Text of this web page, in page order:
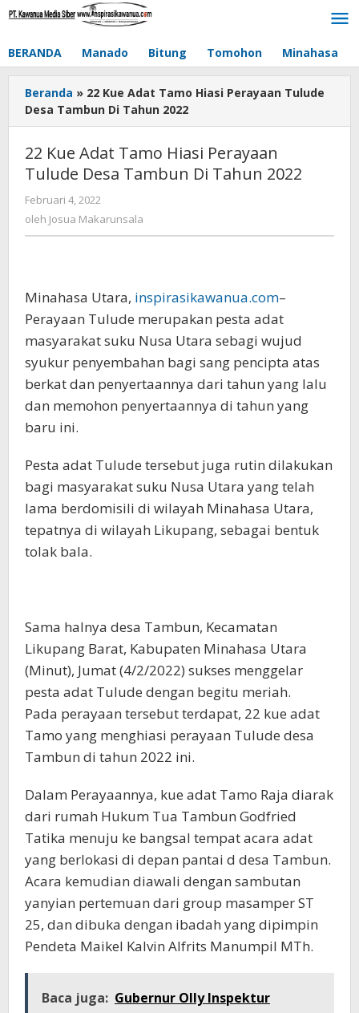
Lewati
BERANDA Manado Bitung Tomohon Minahasa
Beranda » 22 Kue Adat Tamo Hiasi Perayaan Tulude
Desa Tambun Di Tahun 2022
22 Kue Adat Tamo Hiasi Perayaan
Tulude Desa Tambun Di Tahun 2022
Februari 4, 2022
Josua
oleh Josua Makarunsala
Minahasa Utara, inspirasikawanua.com–
Perayaan Tulude merupakan pesta adat
masyarakat suku Nusa Utara sebagi wujud
syukur penyembahan bagi sang pencipta atas
berkat dan penyertaannya dari tahun yang lalu
dan memohon penyertaannya di tahun yang
baru ini.
Pesta adat Tulude tersebut juga rutin dilakukan
bagi masyarakat suku Nusa Utara yang telah
lama berdomisili di wilayah Minahasa Utara,
tepatnya di wilayah Likupang, sebagai bentuk
tolak bala.
Sama halnya desa Tambun, Kecamatan
Likupang Barat, Kabupaten Minahasa Utara
(Minut), Jumat (4/2/2022) sukses menggelar
pesta adat Tulude dengan begitu meriah.
Pada perayaan tersebut terdapat, 22 kue adat
Tamo yang menghiasi perayaan Tulude desa
Tambun di tahun 2022 ini.
Dalam Perayaannya, kue adat Tamo Raja diarak
dari rumah Hukum Tua Tambun Godfried
Tatika menuju ke bangsal tempat acara adat
yang berlokasi di depan pantai d desa Tambun.
Acara kemudian diawali dengan sambutan
yanyian pertemuan dari group masamper ST
25, dan dibuka dengan ibadah yang dipimpin
Pendeta Maikel Kalvin Alfrits Manumpil MTh.
Baca juga: Gubernur Olly Inspektur